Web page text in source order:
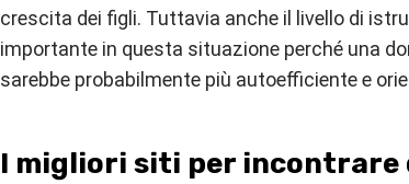
crescita dei figli. Tuttavia anche il livello di
importante in questa situazione perché una
sarebbe probabilmente più autoefficiente e
I migliori siti per incontrare